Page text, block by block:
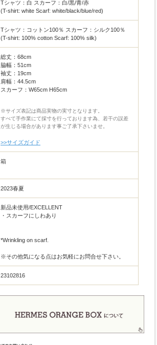
Tシャツ：白 スカーフ：白/黒/青/赤
(T-shirt: white Scarf: white/black/blue/red)
Tシャツ：コットン100％ スカーフ：シルク100％
(T-shirt: 100% cotton Scarf: 100% silk)
総丈：68cm
脇幅：51cm
袖丈：19cm
肩幅：44.5cm
スカーフ：W65cm H65cm
※サイズ表記は商品実物の実寸となります。
すべて手作業にて採寸を行っております為、若干の誤差
が生じる場合があります事ご了承下さいませ。
>>サイズガイド
箱
2023春夏
新品未使用/EXCELLENT
・スカーフにしわあり
*Wrinkling on scarf.
※その他気になる点はお気軽にお問合せ下さい。
23102816